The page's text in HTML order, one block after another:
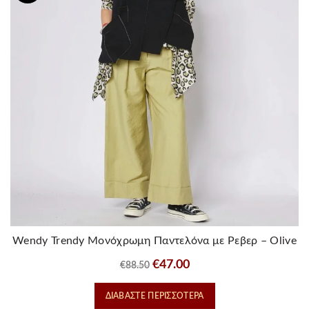
Wendy Trendy Μονόχρωμη Παντελόνα με Ρεβερ – Olive
€88.50 Original
price
was:
€47.00Η
τρέχουσα
τιμή
ΔΙΑΒΆΣΤΕ ΠΕΡΙΣΣΌΤΕΡΑ